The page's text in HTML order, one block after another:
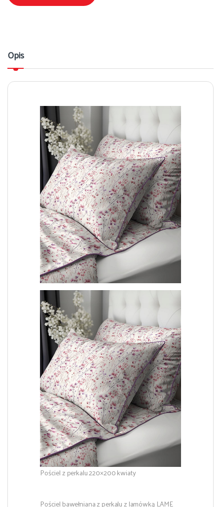
Opis
Pościel z perkalu 220×200 kwiaty
Pościel bawełniana z perkalu z lamówką LAME